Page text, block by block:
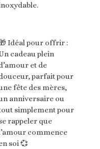
Idéal pour offrir :
cadeau plein
et de
parfait pour
fête des mères,
anniversaire ou
simplement pour
rappeler que
commence
soi 💞